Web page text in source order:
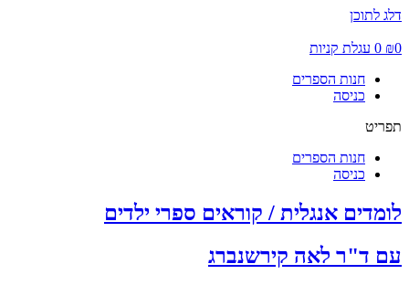
דלג לתוכן
₪0
0 עגלת קניות
חנות הספרים
כניסה
תפריט
חנות הספרים
כניסה
לומדים אנגלית / קוראים ספרי ילדים
עם ד"ר לאה קירשנברג